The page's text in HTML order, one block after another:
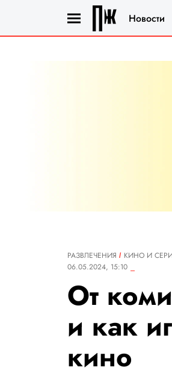
Новости
РАЗВЛЕЧЕНИЯ
КИНО И
06.05.2024, 15:10
От
и как
кино